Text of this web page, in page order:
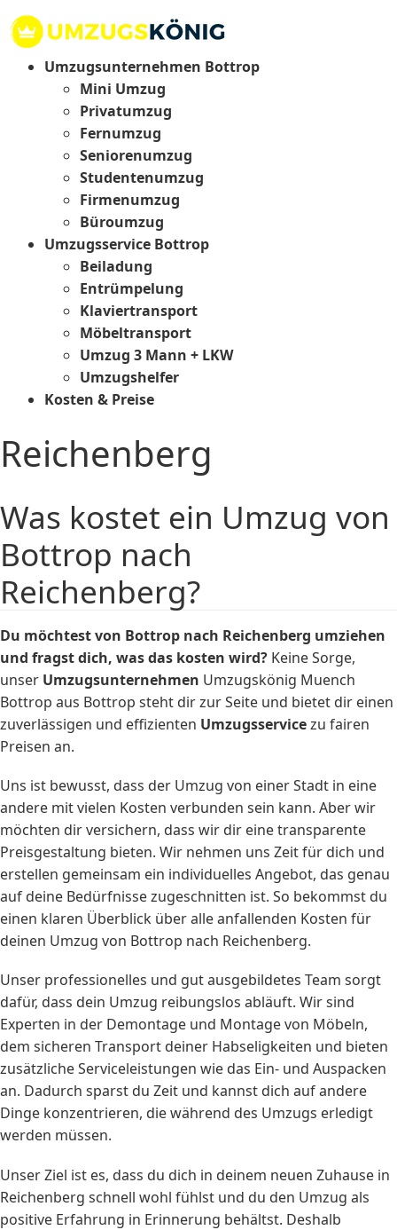
Umzugsunternehmen Bottrop
Mini Umzug
Privatumzug
Fernumzug
Seniorenumzug
Studentenumzug
Firmenumzug
Büroumzug
Umzugsservice Bottrop
Beiladung
Entrümpelung
Klaviertransport
Möbeltransport
Umzug 3 Mann + LKW
Umzugshelfer
Kosten & Preise
Reichenberg
Was kostet ein Umzug von
Bottrop nach
Reichenberg?
Du möchtest von Bottrop nach Reichenberg umziehen
und fragst dich, was das kosten wird? Keine Sorge,
unser Umzugsunternehmen Umzugskönig Muench
Bottrop aus Bottrop steht dir zur Seite und bietet dir einen
zuverlässigen und effizienten Umzugsservicezu fairen
Preisen an.
Uns ist bewusst, dass der Umzug von einer Stadt in eine
andere mit vielen Kosten verbunden sein kann. Aber wir
möchten dir versichern, dass wir dir eine transparente
Preisgestaltung bieten. Wir nehmen uns Zeit für dich und
erstellen gemeinsam ein individuelles Angebot, das genau
auf deine Bedürfnisse zugeschnitten ist. So bekommst du
einen klaren Überblick über alle anfallenden Kosten für
deinen Umzug von Bottrop nach Reichenberg.
Unser professionelles und gut ausgebildetes Team sorgt
dafür, dass dein Umzug reibungslos abläuft. Wir sind
Experten in der Demontage und Montage von Möbeln,
dem sicheren Transport deiner Habseligkeiten und bieten
zusätzliche Serviceleistungen wie das Ein- und Auspacken
an. Dadurch sparst du Zeit und kannst dich auf andere
Dinge konzentrieren, die während des Umzugs erledigt
werden müssen.
Unser Ziel ist es, dass du dich in deinem neuen Zuhause in
Reichenberg schnell wohl fühlst und du den Umzug als
positive Erfahrung in Erinnerung behältst. Deshalb